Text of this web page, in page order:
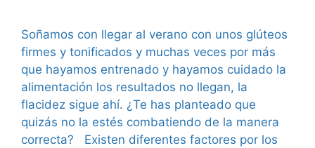
Soñamos con llegar al verano con unos glúteos
firmes y tonificados y muchas veces por más
que hayamos entrenado y hayamos cuidado la
alimentación los resultados no llegan, la
flacidez sigue ahí. ¿Te has planteado que
quizás no la estés combatiendo de la manera
correcta? Existen diferentes factores por los